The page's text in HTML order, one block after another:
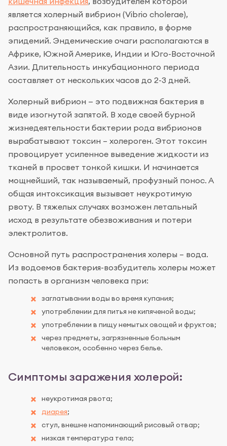
является холерный вибрион (Vibrio cholerae),
распространяющийся, как правило, в форме
эпидемий. Эндемические очаги располагаются в
Африке, Южной Америке, Индии и Юго-Восточной
Азии. Длительность инкубационного периода
составляет от нескольких часов до 2-3 дней.
Холерный вибрион — это подвижная бактерия в
виде изогнутой запятой. В ходе своей бурной
жизнедеятельности бактерии рода вибрионов
вырабатывают токсин – холероген. Этот токсин
провоцирует усиленное выведение жидкости из
тканей в просвет тонкой кишки. И начинается
мощнейший, так называемый, профузный понос. А
общая интоксикация вызывает неукротимую
рвоту. В тяжелых случаях возможен летальный
исход в результате обезвоживания и потери
электролитов.
Основной путь распространения холеры – вода.
Из водоемов бактерия-возбудитель холеры может
попасть в организм человека при:
заглатывании воды во время купания;
употреблении для питья не кипяченой воды;
употреблении в пищу немытых овощей и фруктов;
через предметы, загрязненные больным
человеком, особенно через белье.
Симптомы заражения холерой:
неукротимая рвота;
диарея;
стул, внешне напоминающий рисовый отвар;
низкая температура тела;